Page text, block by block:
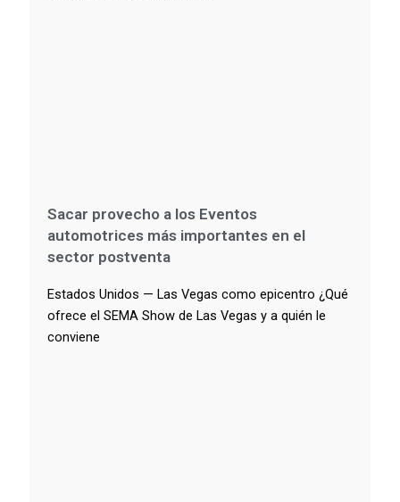
Sacar provecho a los Eventos
automotrices más importantes en el
sector postventa
Estados Unidos — Las Vegas como epicentro ¿Qué
ofrece el SEMA Show de Las Vegas y a quién le
conviene